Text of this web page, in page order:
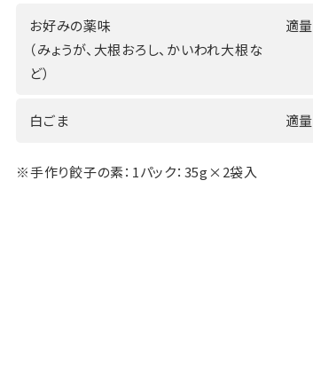
お好みの薬味
（みょうが、大根おろし、かいわれ大根な
ど）
適量
白ごま 適量
※手作り餃子の素：1パック：35g×2袋入